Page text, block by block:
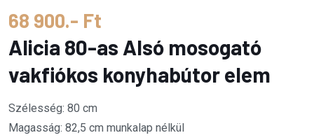
68 900.- Ft
Alicia 80-as Alsó mosogató
vakfiókos konyhabútor elem
Szélesség: 80 cm
Magasság: 82,5 cm munkalap nélkül